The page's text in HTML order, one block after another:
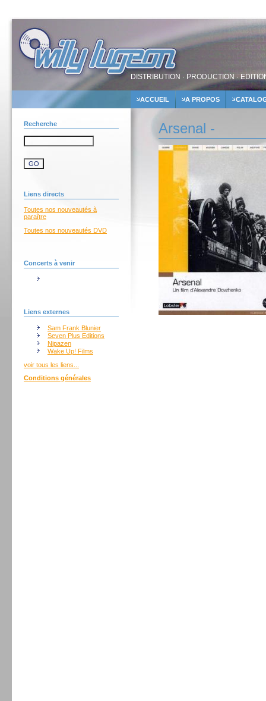
DISTRIBUTION · PRODUCTION ·
ACCUEIL A PROPOS
Recherche
Liens directs
Toutes nos nouveautés à
paraître
Toutes nos nouveautés DVD
Concerts à venir
Liens externes
Sam Frank Blunier
Seven Plus Editions
Nipazen
Wake Up! Films
voir tous les liens...
Conditions générales
Arsenal -